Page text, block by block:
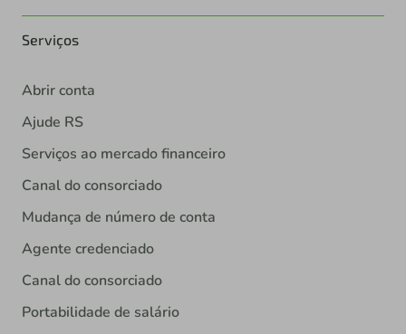
Serviços
Abrir conta
Ajude RS
Serviços ao mercado financeiro
Canal do consorciado
Mudança de número de conta
Agente credenciado
Canal do consorciado
Portabilidade de salário